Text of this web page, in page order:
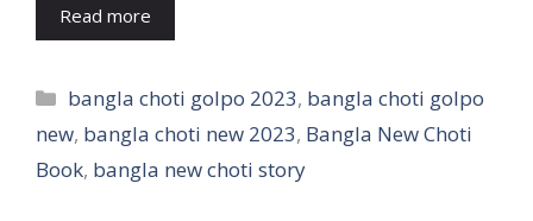
Read more
Categories
bangla choti golpo 2023, bangla choti golpo
new, bangla choti new 2023, Bangla New Choti
Book, bangla new choti story